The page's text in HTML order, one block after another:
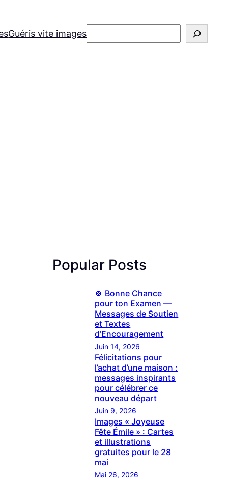
Guéris vite imagesRechercher
Popular Posts
🍀 Bonne Chance
pour ton Examen —
Messages de Soutien
et Textes
d’Encouragement
Juin 14, 2026
Félicitations pour
l’achat d’une maison :
messages inspirants
pour célébrer ce
nouveau départ
Juin 9, 2026
Images « Joyeuse
Fête Émile » : Cartes
et illustrations
gratuites pour le 28
mai
Mai 26, 2026